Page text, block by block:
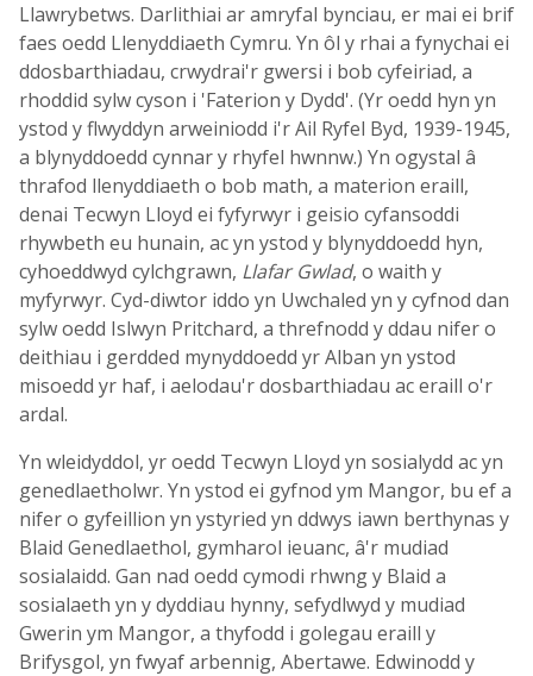
Llawrybetws. Darlithiai ar amryfal bynciau, er mai ei brif
faes oedd Llenyddiaeth Cymru. Yn ôl y rhai a fynychai ei
ddosbarthiadau, crwydrai'r gwersi i bob cyfeiriad, a
rhoddid sylw cyson i 'Faterion y Dydd'. (Yr oedd hyn yn
ystod y flwyddyn arweiniodd i'r Ail Ryfel Byd, 1939-1945,
a blynyddoedd cynnar y rhyfel hwnnw.) Yn ogystal â
thrafod llenyddiaeth o bob math, a materion eraill,
denai Tecwyn Lloyd ei fyfyrwyr i geisio cyfansoddi
rhywbeth eu hunain, ac yn ystod y blynyddoedd hyn,
cyhoeddwyd cylchgrawn, Llafar Gwlad, o waith y
myfyrwyr. Cyd-diwtor iddo yn Uwchaled yn y cyfnod dan
sylw oedd Islwyn Pritchard, a threfnodd y ddau nifer o
deithiau i gerdded mynyddoedd yr Alban yn ystod
misoedd yr haf, i aelodau'r dosbarthiadau ac eraill o'r
ardal.
Yn wleidyddol, yr oedd Tecwyn Lloyd yn sosialydd ac yn
genedlaetholwr. Yn ystod ei gyfnod ym Mangor, bu ef a
nifer o gyfeillion yn ystyried yn ddwys iawn berthynas y
Blaid Genedlaethol, gymharol ieuanc, â'r mudiad
sosialaidd. Gan nad oedd cymodi rhwng y Blaid a
sosialaeth yn y dyddiau hynny, sefydlwyd y mudiad
Gwerin ym Mangor, a thyfodd i golegau eraill y
Brifysgol, yn fwyaf arbennig, Abertawe. Edwinodd y